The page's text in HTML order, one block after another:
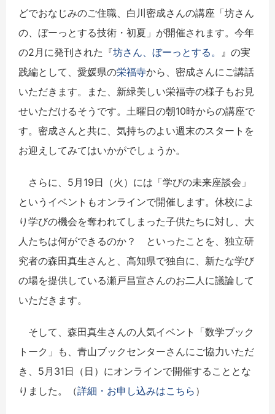
どでおなじみのご住職、白川密成さんの講座「坊さん
の、ぼーっとする技術・初夏」が開催されます。今年
の2月に発刊された『坊さん、ぼーっとする。
』の実
践編として、愛媛県の栄福寺から、密成さんにご講話
いただきます。また、新緑美しい栄福寺の様子もお見
せいただけるそうです。土曜日の朝10時からの講座で
す。密成さんと共に、気持ちのよい週末のスタートを
お迎えしてみてはいかがでしょうか。
さらに、5月19日（火）には「学びの未来座談会」
というイベントもオンラインで開催します。休校によ
り学びの機会を奪われてしまった子供たちに対し、大
人たちは何ができるのか？ といったことを、独立研
究者の森田真生さんと、高知県で独自に、新たな学び
の場を提供している瀬戸昌宣さんのお二人に議論して
いただきます。
そして、森田真生さんの人気イベント「数学ブック
トーク」も、青山ブックセンターさんにご協力いただ
き、5月31日（日）にオンラインで開催することとな
りました。（詳細・お申し込みはこちら ）